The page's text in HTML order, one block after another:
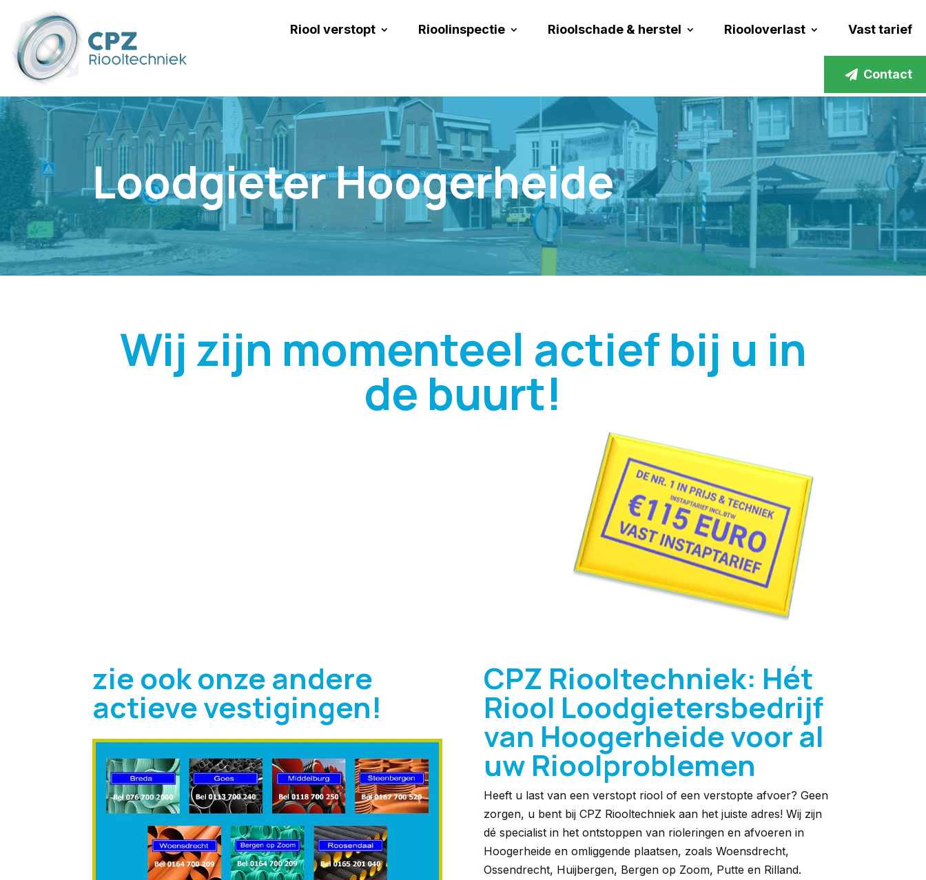
Riool verstopt Rioolinspectie Rioolschade & herstel Riooloverlast Vast tarief
Contact
Loodgieter Hoogerheide
Wij zijn momenteel actief bij u in
de buurt!
zie ook onze andere
actieve vestigingen!
CPZ Riooltechniek: Hét
Riool Loodgietersbedrijf
van Hoogerheide voor al
uw Rioolproblemen
Heeft u last van een verstopt riool of een verstopte afvoer? Geen
zorgen, u bent bij CPZ Riooltechniek aan het juiste adres! Wij zijn
dé specialist in het ontstoppen van rioleringen en afvoeren in
Hoogerheide en omliggende plaatsen, zoals Woensdrecht,
Ossendrecht, Huijbergen, Bergen op Zoom, Putte en Rilland.